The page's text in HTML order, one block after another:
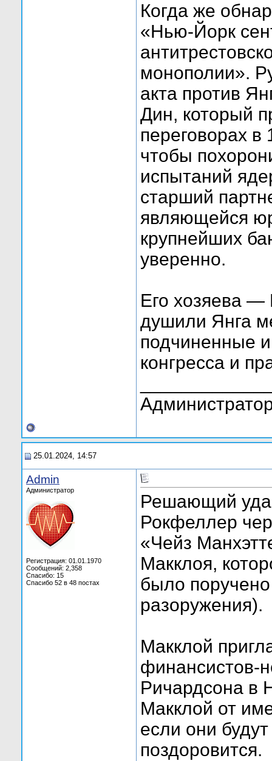
Когда же
«Нью-Йорк
монополии».
акта против
Дин, который
переговорах
чтобы
испытаний
старший
являющейся
крупнейших
уверенно.
Его хозяева
душили Янга
подчиненные
конгресса и
25.01.2024, 14:57
Admin
Администратор
Регистрация: 01.01.1970
Сообщений: 2,358
Спасибо: 15
Спасибо 52 в 48 постах
Решающий
Рокфеллер
«Чейз
Макклоя,
было
разоружения).
Макклой
финансистов-
Ричардсона в
Макклой от
если они
поздоровится.